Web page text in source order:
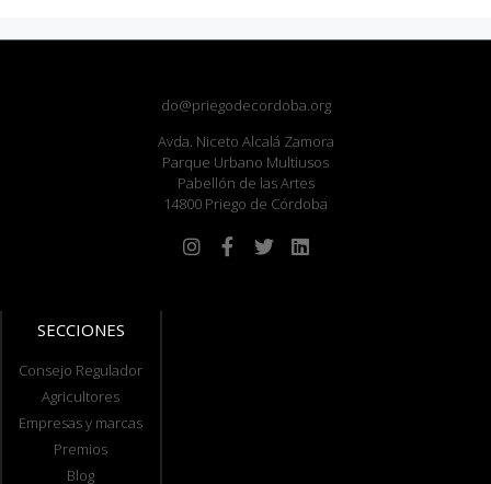
do@priegodecordoba.org
Avda. Niceto Alcalá Zamora
Parque Urbano Multiusos
Pabellón de las Artes
14800 Priego de Córdoba
SECCIONES
Consejo Regulador
Agricultores
Empresas y marcas
Premios
Blog